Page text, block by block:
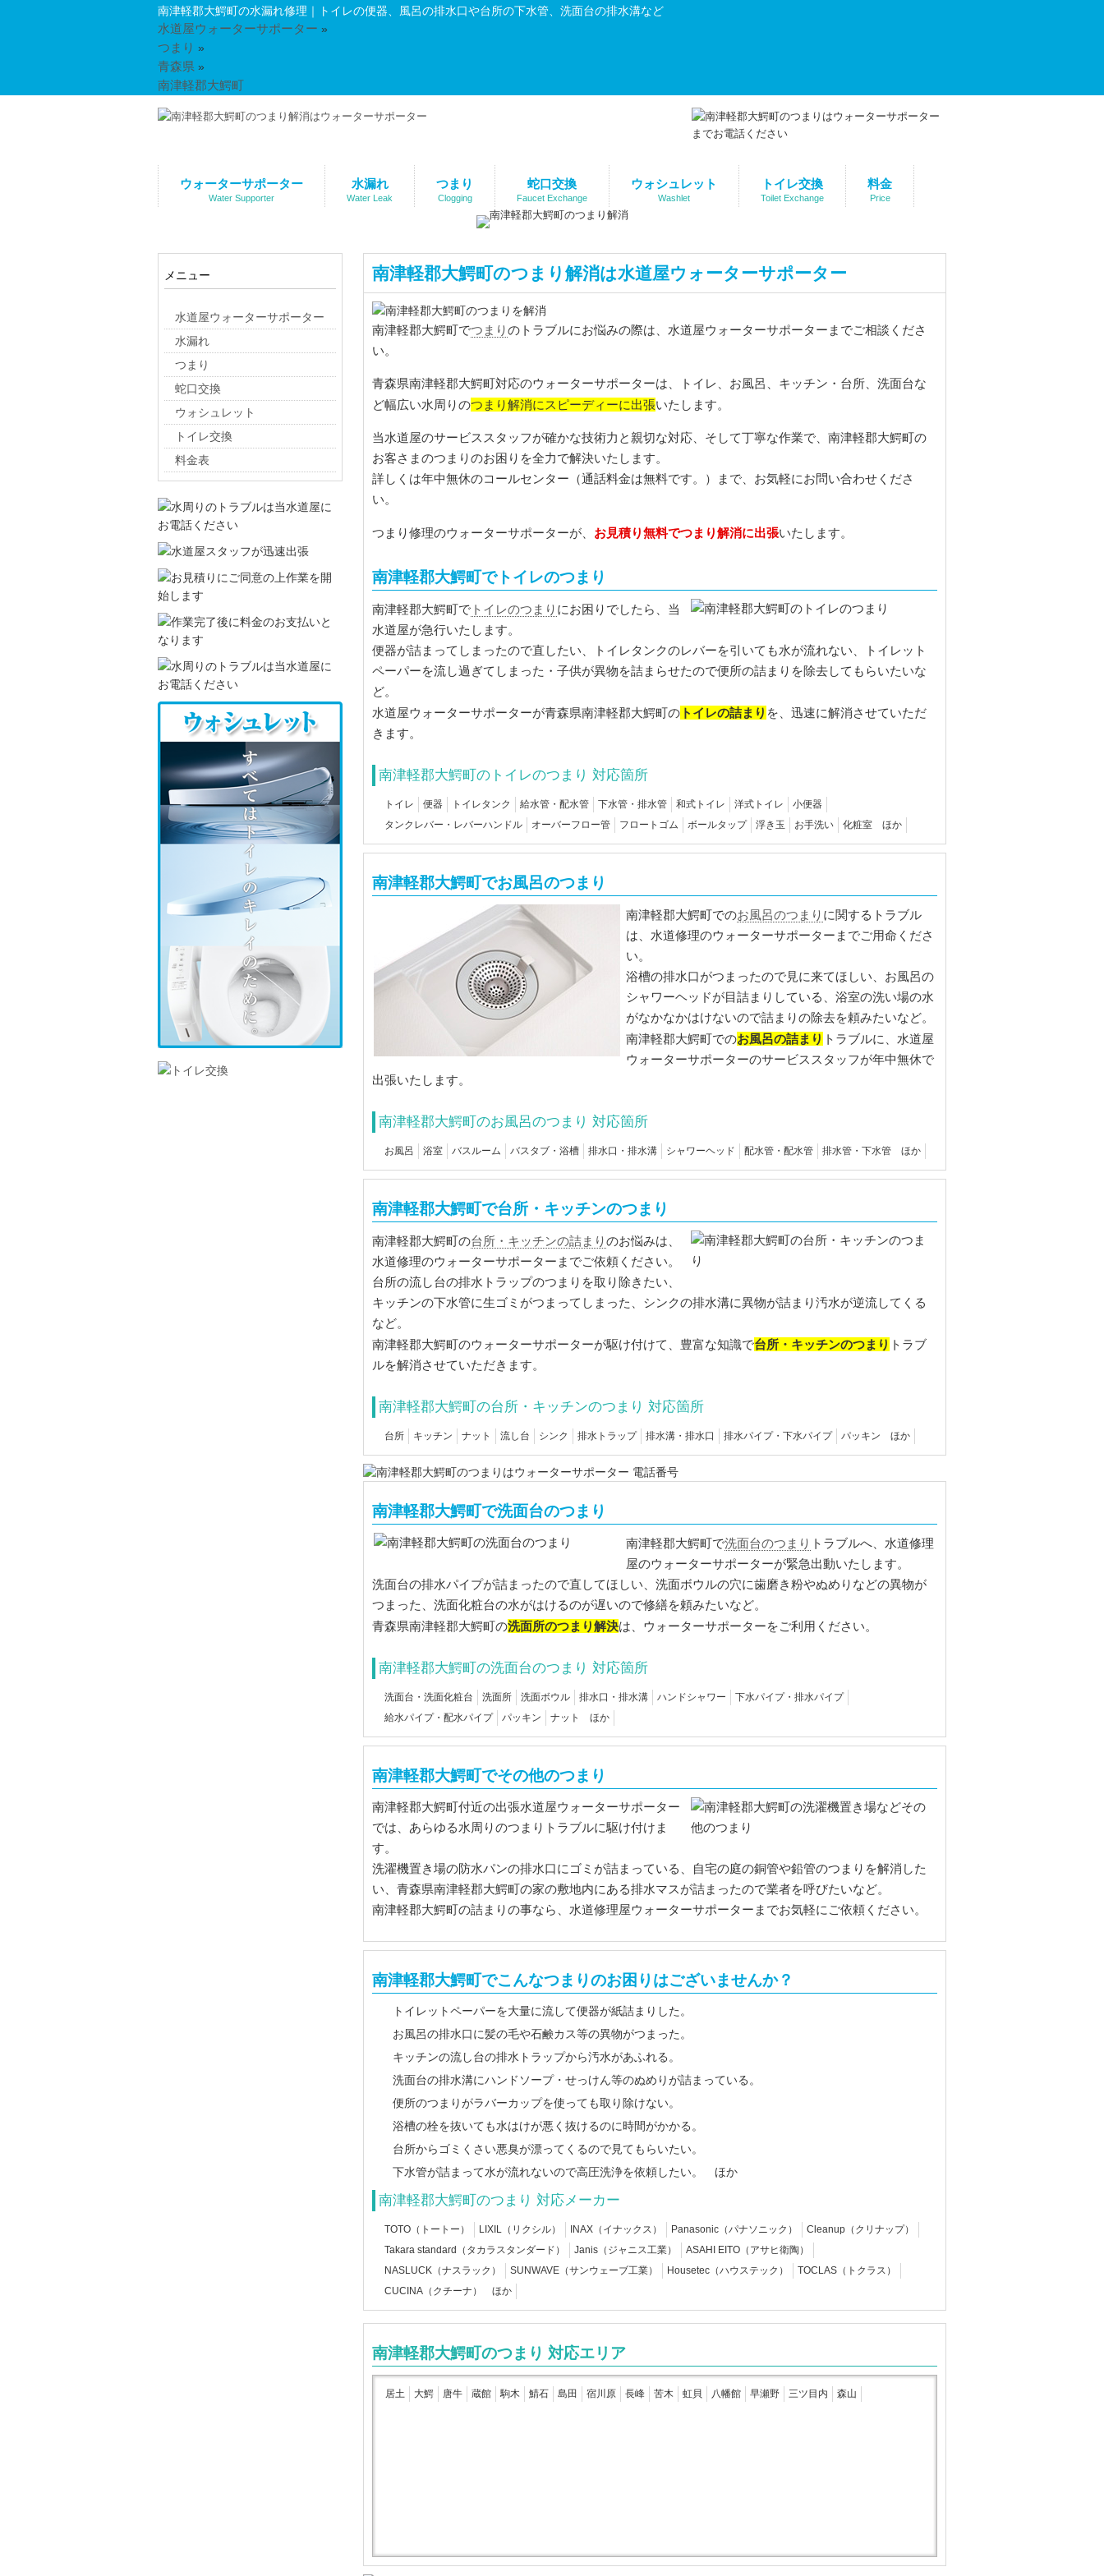
南津軽郡大鰐町の水漏れ修理｜トイレの便器、風呂の排水口や台所の下水管、洗面台の排水溝など
水道屋ウォーターサポーター »
つまり »
青森県 »
南津軽郡大鰐町
ウォーターサポーター
Water Supporter
水漏れ
Water Leak
つまり
Clogging
蛇口交換
Faucet Exchange
ウォシュレット
Washlet
トイレ交換
Toilet Exchange
料金
Price
南津軽郡大鰐町のつまり解消は水道屋ウォーターサポーター
南津軽郡大鰐町でつまりのトラブルにお悩みの際は、水道屋ウォーターサポーターまでご相談くださ
い。
青森県南津軽郡大鰐町対応のウォーターサポーターは、トイレ、お風呂、キッチン・台所、洗面台な
ど幅広い水周りのつまり解消にスピーディーに出張いたします。
当水道屋のサービススタッフが確かな技術力と親切な対応、そして丁寧な作業で、南津軽郡大鰐町の
お客さまのつまりのお困りを全力で解決いたします。
詳しくは年中無休のコールセンター（通話料金は無料です。）まで、お気軽にお問い合わせくださ
い。
つまり修理のウォーターサポーターが、 お見積り無料でつまり解消に出張いたします。
南津軽郡大鰐町でトイレのつまり
南津軽郡大鰐町で トイレのつまり にお困りでしたら、当
水道屋が急行いたします。
便器が詰まってしまったので直したい、トイレタンクのレバーを引いても水が流れない、トイレット
ペーパーを流し過ぎてしまった・子供が異物を詰まらせたので便所の詰まりを除去してもらいたいな
ど。
水道屋ウォーターサポーターが青森県南津軽郡大鰐町の トイレの詰まり を、迅速に解消させていただ
きます。
南津軽郡大鰐町のトイレのつまり 対応箇所
トイレ 便器 トイレタンク 給水管・配水管 下水管・排水管 和式トイレ 洋式トイレ
小便器
タンクレバー・レバーハンドル
オーバーフロー管 フロートゴム ボールタップ 浮き玉 お手洗い 化粧室 ほか
南津軽郡大鰐町でお風呂のつまり
南津軽郡大鰐町でのお風呂のつまり に関するトラブル
は、水道修理のウォーターサポーターまでご用命くださ
い。
浴槽の排水口がつまったので見に来てほしい、お風呂の
シャワーヘッドが目詰まりしている、浴室の洗い場の水
がなかなかはけないので詰まりの除去を頼みたいなど。
南津軽郡大鰐町でのお風呂の詰まり トラブルに、水道屋
ウォーターサポーターのサービススタッフが年中無休で
出張いたします。
南津軽郡大鰐町のお風呂のつまり 対応箇所
お風呂 浴室 バスルーム バスタブ・浴槽 排水口・排水溝 シャワーヘッド 配水管・配水管 排水管・下水管 ほか
南津軽郡大鰐町で台所・キッチンのつまり
南津軽郡大鰐町の台所・キッチンの詰まりのお悩みは、
水道修理のウォーターサポーターまでご依頼ください。
台所の流し台の排水トラップのつまりを取り除きたい、
キッチンの下水管に生ゴミがつまってしまった、シンクの排水溝に異物が詰まり汚水が逆流してくる
など。
南津軽郡大鰐町のウォーターサポーターが駆け付けて、豊富な知識で台所・キッチンのつまり トラブ
ルを解消させていただきます。
南津軽郡大鰐町の台所・キッチンのつまり 対応箇所
台所 キッチン ナット 流し台 シンク 排水トラップ 排水溝・排水口 排水パイプ・下水パイプ パッキン ほか
南津軽郡大鰐町で洗面台のつまり
南津軽郡大鰐町で洗面台のつまり トラブルへ、水道修理
屋のウォーターサポーターが緊急出動いたします。
洗面台の排水パイプが詰まったので直してほしい、洗面ボウルの穴に歯磨き粉やぬめりなどの異物が
つまった、洗面化粧台の水がはけるのが遅いので修繕を頼みたいなど。
青森県南津軽郡大鰐町の洗面所のつまり解決は、ウォーターサポーターをご利用ください。
南津軽郡大鰐町の洗面台のつまり 対応箇所
洗面台・洗面化粧台 洗面所 洗面ボウル 排水口・排水溝 ハンドシャワー
下水パイプ・排水パイプ
給水パイプ・配水パイプ
パッキン ナット ほか
南津軽郡大鰐町でその他のつまり
南津軽郡大鰐町付近の出張水道屋ウォーターサポーター
では、あらゆる水周りのつまりトラブルに駆け付けま
す。
洗濯機置き場の防水パンの排水口にゴミが詰まっている、自宅の庭の銅管や鉛管のつまりを解消した
い、青森県南津軽郡大鰐町の家の敷地内にある排水マスが詰まったので業者を呼びたいなど。
南津軽郡大鰐町の詰まりの事なら、水道修理屋ウォーターサポーターまでお気軽にご依頼ください。
南津軽郡大鰐町でこんなつまりのお困りはございませんか？
トイレットペーパーを大量に流して便器が紙詰まりした。
お風呂の排水口に髪の毛や石鹸カス等の異物がつまった。
キッチンの流し台の排水トラップから汚水があふれる。
洗面台の排水溝にハンドソープ・せっけん等のぬめりが詰まっている。
便所のつまりがラバーカップを使っても取り除けない。
浴槽の栓を抜いても水はけが悪く抜けるのに時間がかかる。
台所からゴミくさい悪臭が漂ってくるので見てもらいたい。
下水管が詰まって水が流れないので高圧洗浄を依頼したい。 ほか
南津軽郡大鰐町のつまり 対応メーカー
TOTO（トートー） LIXIL（リクシル） INAX（イナックス） Panasonic（パナソニック）
Cleanup（クリナップ）
Takara standard（タカラスタンダード）
Janis（ジャニス工業）
ASAHI EITO（アサヒ衛陶）
NASLUCK（ナスラック）
SUNWAVE（サンウェーブ工業） Housetec（ハウステック）
TOCLAS（トクラス）
CUCINA（クチーナ） ほか
南津軽郡大鰐町のつまり 対応エリア
居土 大鰐 唐牛 蔵館 駒木 鯖石 島田 宿川原 長峰 苦木 虹貝 八幡館 早瀬野 三ツ目内 森山
メニュー
水道屋ウォーターサポーター
水漏れ
つまり
蛇口交換
ウォシュレット
トイレ交換
料金表